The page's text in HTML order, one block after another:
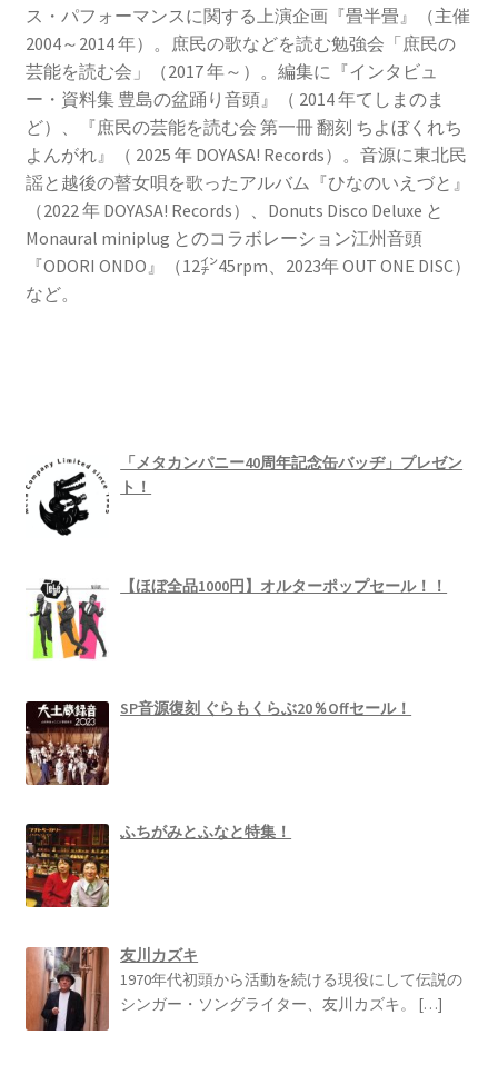
ス・パフォーマンスに関する上演企画『畳半畳』（主催
2004～2014 年）。庶民の歌などを読む勉強会「庶民の
芸能を読む会」（2017 年～）。編集に『インタビュ
ー・資料集 豊島の盆踊り音頭』（ 2014 年てしまのま
ど）、『庶民の芸能を読む会 第一冊 翻刻 ちよぼくれち
よんがれ』（ 2025 年 DOYASA! Records）。音源に東北民
謡と越後の瞽女唄を歌ったアルバム『ひなのいえづと』
（2022 年 DOYASA! Records）、Donuts Disco Deluxe と
Monaural miniplug とのコラボレーション江州音頭
『ODORI ONDO』（12㌅45rpm、2023年 OUT ONE DISC）
など。
「メタカンパニー40周年記念缶バッヂ」プレゼン
ト！
【ほぼ全品1000円】オルターポップセール！！
SP音源復刻 ぐらもくらぶ20％Offセール！
ふちがみとふなと特集！
友川カズキ
1970年代初頭から活動を続ける現役にして伝説の
シンガー・ソングライター、友川カズキ。[…]